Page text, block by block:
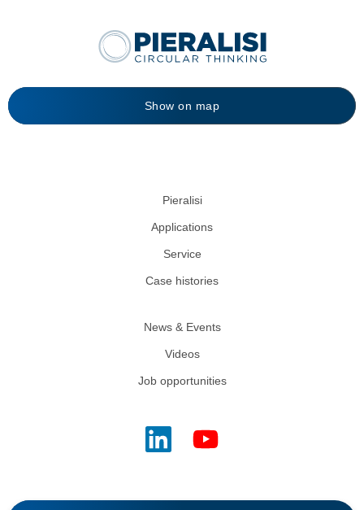
Show on map
Pieralisi
Applications
Service
Case histories
News & Events
Videos
Job opportunities